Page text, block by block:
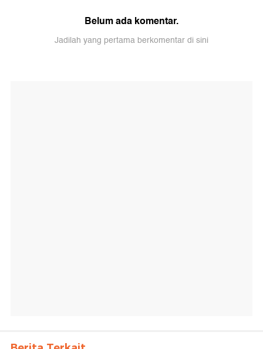
Belum ada komentar.
Jadilah yang pertama berkomentar di sini